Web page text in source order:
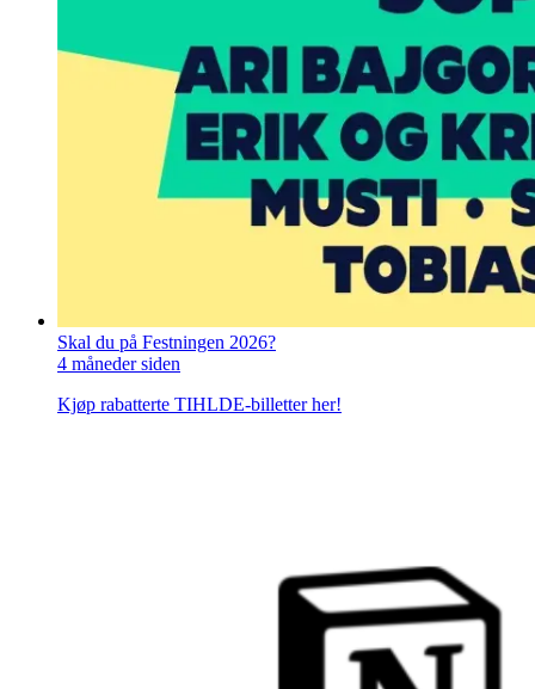
Skal du på Festningen 2026?
4 måneder siden
Kjøp rabatterte TIHLDE-billetter her!